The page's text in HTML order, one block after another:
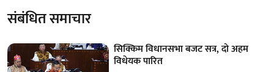
संबंधित समाचार
सिक्किम विधानसभा बजट सत्र, दो अहम
विधेयक पारित